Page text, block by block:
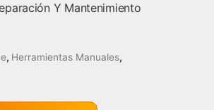
Y Mantenimiento
, Herramientas Manuales,